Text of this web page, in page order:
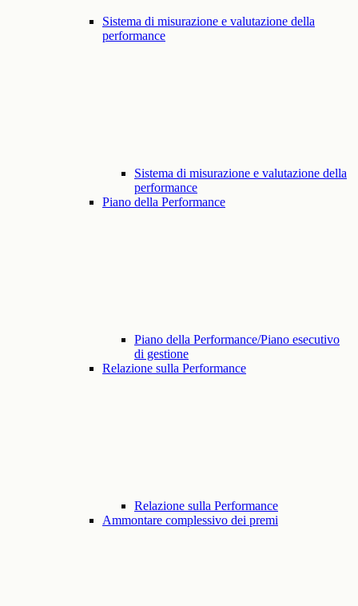
Sistema di misurazione e valutazione della
performance
Sistema di misurazione e valutazione della
performance
Piano della Performance
Piano della Performance/Piano esecutivo
di gestione
Relazione sulla Performance
Relazione sulla Performance
Ammontare complessivo dei premi